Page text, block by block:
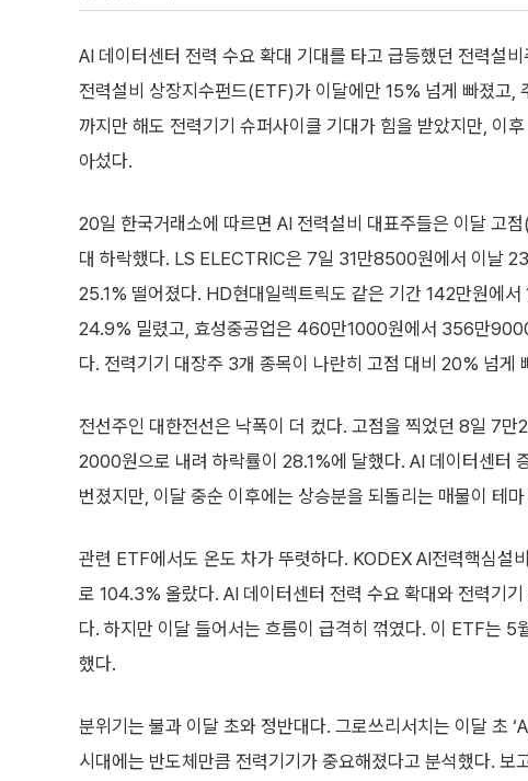
AI 데이터센터 전력 수요 확대 기대를 타고 급등했던 전력설
전력설비 상장지수펀드(ETF)가 이달에만 15% 넘게 빠졌고,
까지만 해도 전력기기 슈퍼사이클 기대가 힘을 받았지만, 이
아섰다.
20일 한국거래소에 따르면 AI 전력설비 대표주들은 이달 고
대 하락했다. LS ELECTRIC은 7일 31만8500원에서 이날
25.1% 떨어졌다. HD현대일렉트릭도 같은 기간 142만원에
24.9% 밀렸고, 효성중공업은 460만1000원에서 356만
다. 전력기기 대장주 3개 종목이 나란히 고점 대비 20% 넘게
전선주인 대한전선은 낙폭이 더 컸다. 고점을 찍었던 8일 7
2000원으로 내려 하락률이 28.1%에 달했다. AI 데이터센터
번졌지만, 이달 중순 이후에는 상승분을 되돌리는 매물이 테
관련 ETF에서도 온도 차가 뚜렷하다. KODEX AI전력핵심
로 104.3% 올랐다. AI 데이터센터 전력 수요 확대와 전력기
다. 하지만 이달 들어서는 흐름이 급격히 꺾였다. 이 ETF는
했다.
분위기는 불과 이달 초와 정반대다. 그로쓰리서치는 이달 초
시대에는 반도체만큼 전력기기가 중요해졌다고 분석했다.